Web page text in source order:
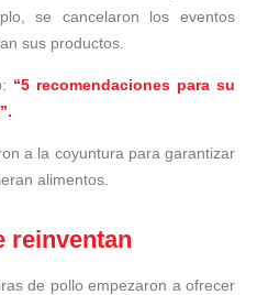
se cancelaron los eventos
sus productos.
“5 recomendaciones para su
a la coyuntura para garantizar
alimentos.
reinventan
de pollo empezaron a ofrecer